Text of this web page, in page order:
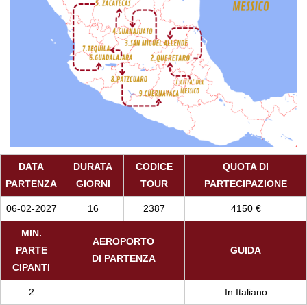
DATA
PARTENZA
DURATA
GIORNI
CODICE
TOUR
QUOTA DI
PARTECIPAZIONE
06-02-2027 16 2387 4150 €
MIN.
PARTE
CIPANTI
AEROPORTO
DI PARTENZA
GUIDA
2 In Italiano